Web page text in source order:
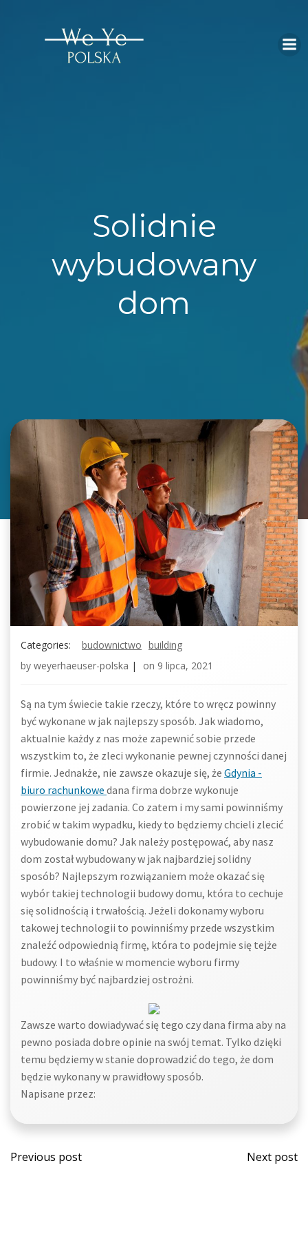
Solidnie
wybudowany
dom
Categories: budownictwo building
by weyerhaeuser-polska | on 9 lipca, 2021
Są na tym świecie takie rzeczy, które to wręcz powinny
być wykonane w jak najlepszy sposób. Jak wiadomo,
aktualnie każdy z nas może zapewnić sobie przede
wszystkim to, że zleci wykonanie pewnej czynności danej
firmie. Jednakże, nie zawsze okazuje się, że Gdynia -
biuro rachunkowe dana firma dobrze wykonuje
powierzone jej zadania. Co zatem i my sami powinniśmy
zrobić w takim wypadku, kiedy to będziemy chcieli zlecić
wybudowanie domu? Jak należy postępować, aby nasz
dom został wybudowany w jak najbardziej solidny
sposób? Najlepszym rozwiązaniem może okazać się
wybór takiej technologii budowy domu, która to cechuje
się solidnością i trwałością. Jeżeli dokonamy wyboru
takowej technologii to powinniśmy przede wszystkim
znaleźć odpowiednią firmę, która to podejmie się tejże
budowy. I to właśnie w momencie wyboru firmy
powinniśmy być najbardziej ostrożni.
Zawsze warto dowiadywać się tego czy dana firma aby na
pewno posiada dobre opinie na swój temat. Tylko dzięki
temu będziemy w stanie doprowadzić do tego, że dom
będzie wykonany w prawidłowy sposób.
Napisane przez:
Post
Previous post
Post
Next post